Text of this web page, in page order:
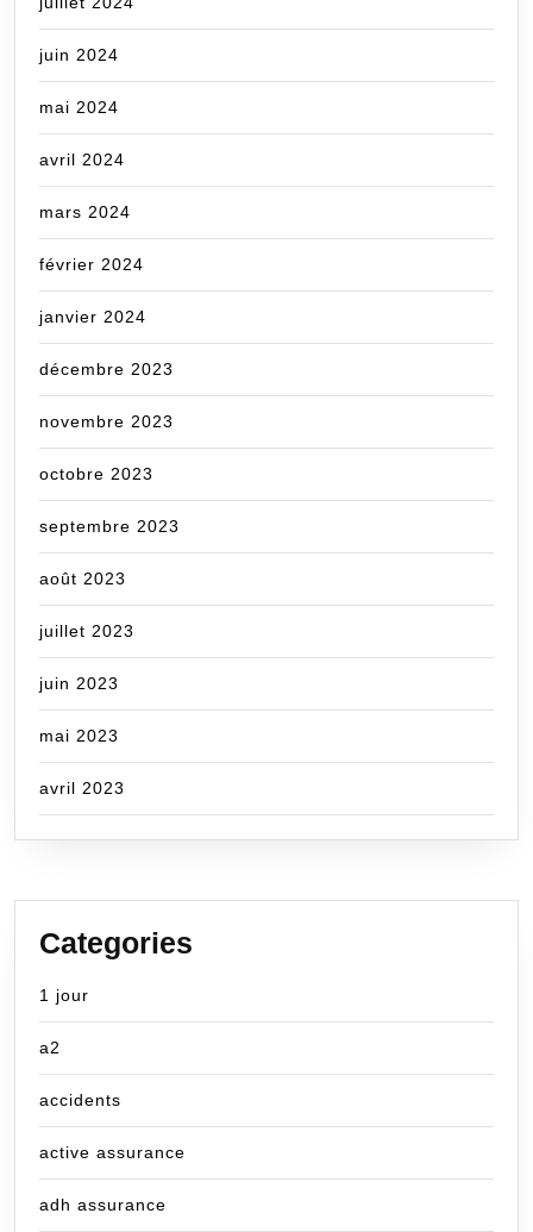
juin 2024
mai 2024
avril 2024
mars 2024
février 2024
janvier 2024
décembre 2023
novembre 2023
octobre 2023
septembre 2023
août 2023
juillet 2023
juin 2023
mai 2023
avril 2023
Categories
1 jour
a2
accidents
active assurance
adh assurance